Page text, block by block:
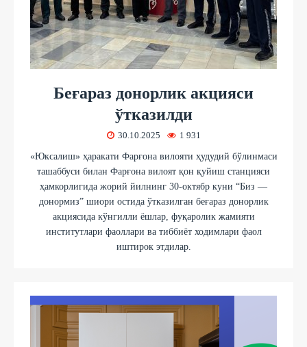
Беғараз донорлик акцияси
ўтказилди
30.10.2025 1 931
«Юксалиш» ҳаракати Фарғона вилояти ҳудудий бўлинмаси
ташаббуси билан Фарғона вилоят қон қуйиш станцияси
ҳамкорлигида жорий йилнинг 30-октябр куни “Биз —
донормиз” шиори остида ўтказилган беғараз донорлик
акциясида кўнгилли ёшлар, фуқаролик жамияти
институтлари фаоллари ва тиббиёт ходимлари фаол
иштирок этдилар.